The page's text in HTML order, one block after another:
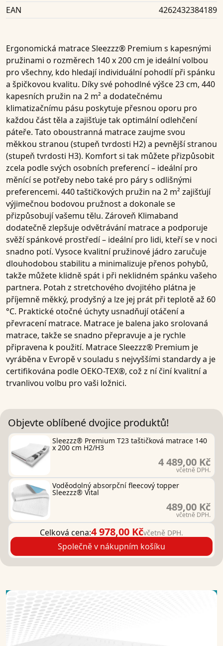
EAN
4262432384189
Ergonomická matrace Sleezzz® Premium s kapesnými
pružinami o rozměrech 140 x 200 cm je ideální volbou
pro všechny, kdo hledají individuální pohodlí při spánku
a špičkovou kvalitu. Díky své pohodlné výšce23 cm, 440
kapesních pružin na 2 m² a dodatečnému
klimatizačnímu pásu poskytuje přesnou oporu pro
každou část těla a zajišťuje tak optimální odlehčení
páteře. Tato oboustranná matrace zaujme svou
měkkou stranou (stupeň tvrdosti H2) a pevnější stranou
(stupeň tvrdosti H3). Komfort si tak můžete přizpůsobit
zcela podle svých osobních preferencí – ideální pro
měnící se potřeby nebo také pro páry s odlišnými
preferencemi. 440 taštičkových pružin na 2 m² zajišťují
výjimečnou bodovou pružnost a dokonale se
přizpůsobují vašemu tělu. Zároveň Klimaband
dodatečně zlepšuje odvětrávání matrace a podporuje
svěží spánkové prostředí – ideální pro lidi, kteří se v noci
snadno potí. Vysoce kvalitní pružinové jádro zaručuje
dlouhodobou stabilitu a minimalizuje přenos pohybů,
takže můžete klidně spát i při neklidném spánku vašeho
partnera. Potah z stretchového dvojitého plátna je
příjemně měkký, prodyšný a lze jej prát při teplotě až 60
°C. Praktickéotočné úchyty usnadňují otáčení a
převracení matrace. Matrace je balena jako srolovaná
matrace, takže se snadno přepravuje a je rychle
připravena k použití. MatraceSleezzz® Premium je
vyráběna v Evropě v souladu s nejvyššími standardy a je
certifikována podle OEKO-TEX®, což z ní činí kvalitní a
trvanlivou volbu pro vaši ložnici.
Objevte oblíbené dvojice produktů!
Sleezzz® Premium T23 taštičková matrace 140
x 200 cm H2/H3
4 489,00 Kč
včetně DPH.
Voděodolný absorpční fleecový topper
Sleezzz® Vital
489,00 Kč
včetně DPH.
Celková cena:4 978,00 Kčvčetně DPH.
Společně v nákupním košíku